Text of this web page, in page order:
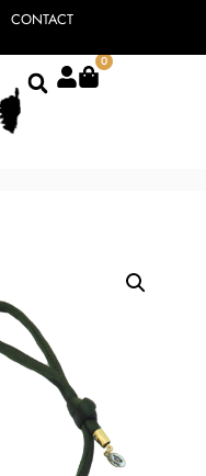
CONTACT
0